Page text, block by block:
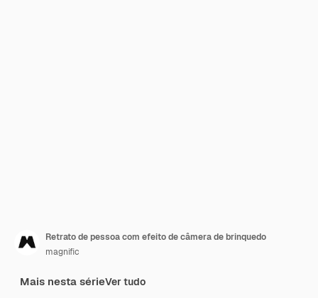
Retrato de pessoa com efeito de câmera de brinquedo
magnific
Mais nesta sérieVer tudo